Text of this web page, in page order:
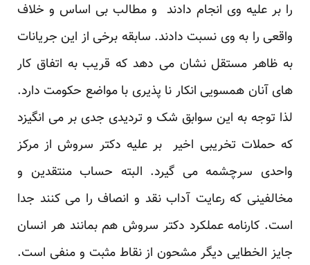
را بر علیه وی انجام دادند و مطالب بی اساس و خلاف
واقعی را به وی نسبت دادند. سابقه برخی از این جریانات
به ظاهر مستقل نشان می دهد که قریب به اتفاق کار
های آنان همسویی انکار نا پذیری با مواضع حکومت دارد.
لذا توجه به این سوابق شک و تردیدی جدی بر می انگیزد
که حملات تخریبی اخیر بر علیه دکتر سروش از مرکز
واحدی سرچشمه می گیرد. البته حساب منتقدین و
مخالفینی که رعایت آداب نقد و انصاف را می کنند جدا
است. کارنامه عملکرد دکتر سروش هم بمانند هر انسان
جایز الخطایی دیگر مشحون از نقاط مثبت و منفی است.